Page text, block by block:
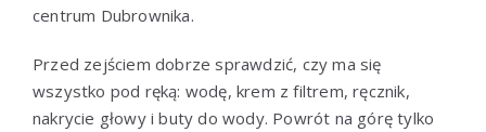
centrum Dubrownika.
Przed zejściem dobrze sprawdzić, czy ma się
wszystko pod ręką: wodę, krem z filtrem, ręcznik,
nakrycie głowy i buty do wody. Powrót na górę tylko